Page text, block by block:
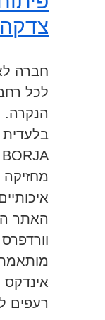
חברה
לכל
הנקרה.
מחזיקה
האתר
רעפים